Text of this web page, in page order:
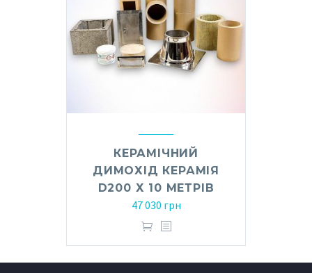
КЕРАМІЧНИЙ
ДИМОХІД КЕРАМІЯ
D200 Х 10 МЕТРІВ
47 030 грн